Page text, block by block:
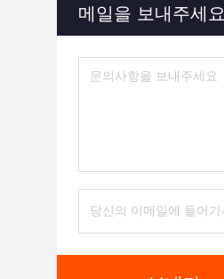
메일을 보내주세요